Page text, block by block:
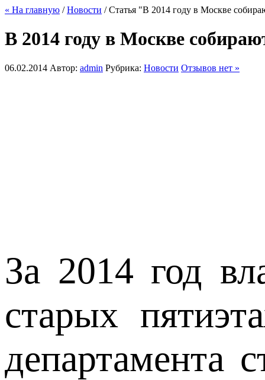
« На главную /Новости / Статья "В 2014 году в Москве
В 2014 году в Москве
06.02.2014 Автор: admin Рубрика: Новости Отзывов нет »
За 2014 год
старых
департамента